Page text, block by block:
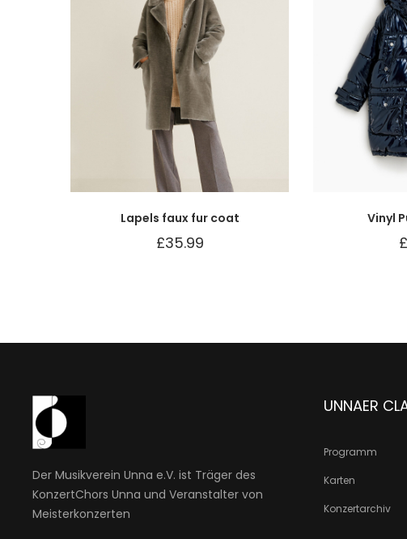
Lapels faux fur coat
£35.99
Vinyl
£
Der Musikverein Unna e.V. ist Träger des
KonzertChors Unna und Veranstalter von
Meisterkonzerten
UNNAER
Programm
Karten
Konzertarchiv